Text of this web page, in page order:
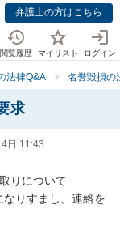
弁護士の方はこちら
閲覧履歴 マイリスト ログイン
法律Q&A 名誉毀損の
求
日 11:43
りについて
りすまし、連絡を